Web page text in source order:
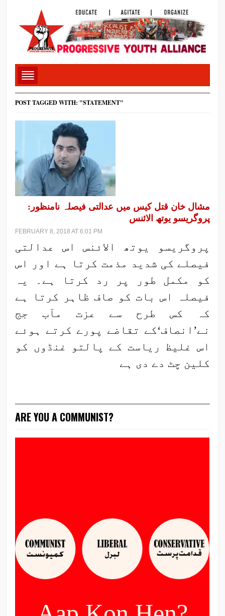
POST TAGGED WITH: "STATEMENT"
مشال خان قتل کیس میں عدالتی فیصلہ نامنظور:
پروگریسو یوتھ الائنس
FEBRUARY 8, 2018 AT 6:01 PM
پروگریسو یوتھ الائنس اس عدالتی
فیصلے کی شدید مذمت کرتا ہے اور اس
کو مکمل طور پر رد کرتا ہے۔ یہ
فیصلہ اس بات کو صاف ظاہر کرتا ہے
کہ کس طرح سے عزت مآب جج
نے’انصاف‘کے تقاضے پورے کرتے ہوئے
اس غلیظ ریاست کے پالتو غنڈوں کو
کلین چٹ دے دی ہے
ARE YOU A COMMUNIST?